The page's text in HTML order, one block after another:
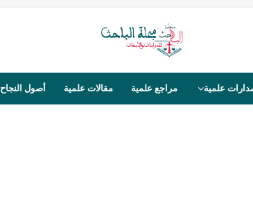
علمية مراجع علمية مقالات علمية أصول النجاح